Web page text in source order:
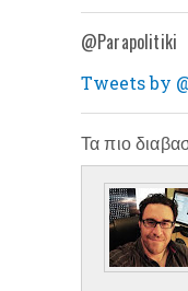
@Parapolitiki
Tweets by
Τα πιο